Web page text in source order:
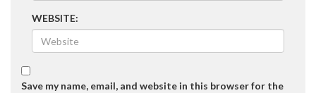
WEBSITE:
Save my name, email, and website in this browser for the